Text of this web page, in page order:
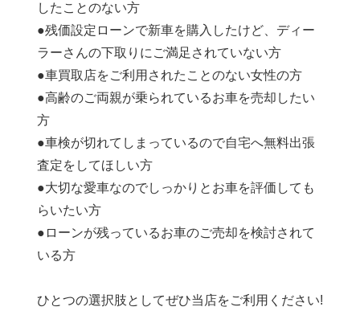
したことのない方
●残価設定ローンで新車を購入したけど、ディー
ラーさんの下取りにご満足されていない方
●車買取店をご利用されたことのない女性の方
●高齢のご両親が乗られているお車を売却したい
方
●車検が切れてしまっているので自宅へ無料出張
査定をしてほしい方
●大切な愛車なのでしっかりとお車を評価しても
らいたい方
●ローンが残っているお車のご売却を検討されて
いる方
ひとつの選択肢としてぜひ当店をご利用ください!